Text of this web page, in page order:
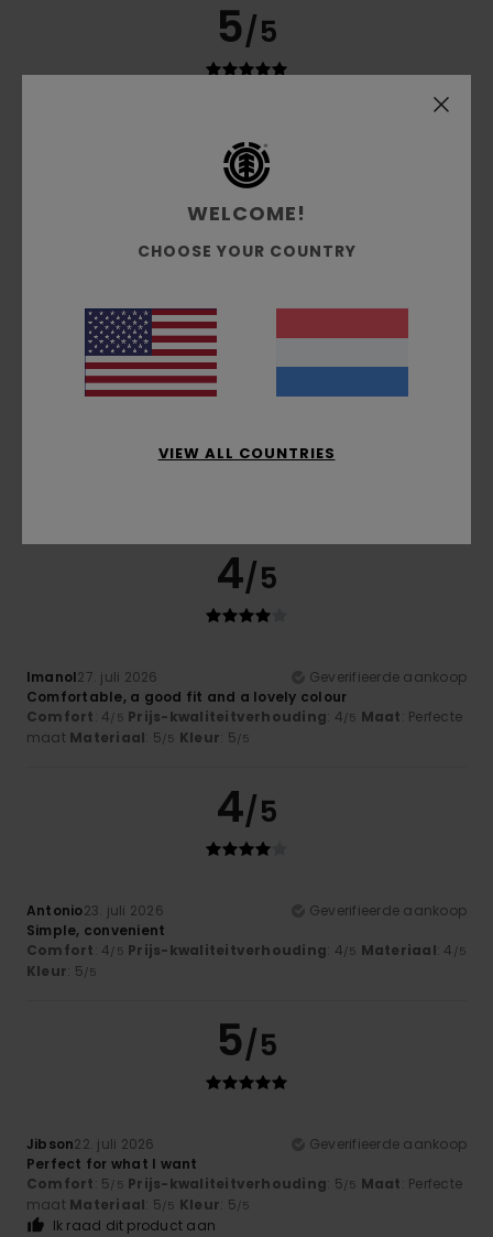
5/5
Prijs-kwaliteitverhouding
Ik raad dit product aan
30. juli 2026
Prijs-kwaliteitverhouding: 4
4/5
Imanol27. juli 2026
Geverifieerde aankoop
Comfortable, a good fit and a lovely colour
Comfort: 4/5 Prijs-kwaliteitverhouding: 4/5 Maat: Perfecte
maat Materiaal: 5/5 Kleur: 5/5
4/5
Antonio23. juli 2026
Geverifieerde aankoop
Simple, convenient
Comfort: 4/5 Prijs-kwaliteitverhouding: 4/5 Materiaal: 4 /5
Kleur: 5/5
5/5
Jibson22. juli 2026
Geverifieerde aankoop
Perfect for what I want
Comfort: 5/5 Prijs-kwaliteitverhouding: 5/5 Maat: Perfecte
maat Materiaal: 5/5 Kleur: 5/5
Ik raad dit product aan
WELCOME!
CHOOSE YOUR COUNTRY
VIEW ALL COUNTRIES